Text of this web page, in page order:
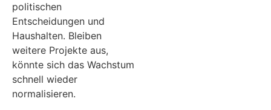
politischen
Entscheidungen und
Haushalten. Bleiben
weitere Projekte aus,
könnte sich das Wachstum
schnell wieder
normalisieren.